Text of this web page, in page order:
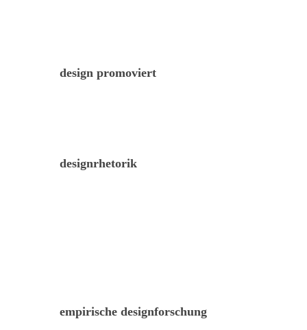
design promoviert
designrhetorik
empirische designforschung